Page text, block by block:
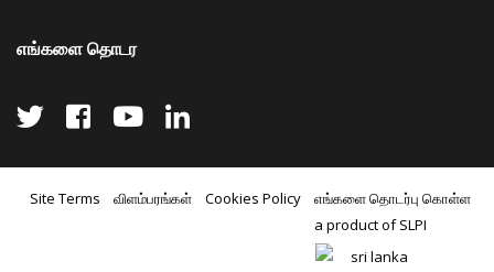
எங்களை தொடர
Site Terms விளம்பரங்கள் Cookies Policy
எங்களை தொடர்பு கொள்ள
a product of SLPI